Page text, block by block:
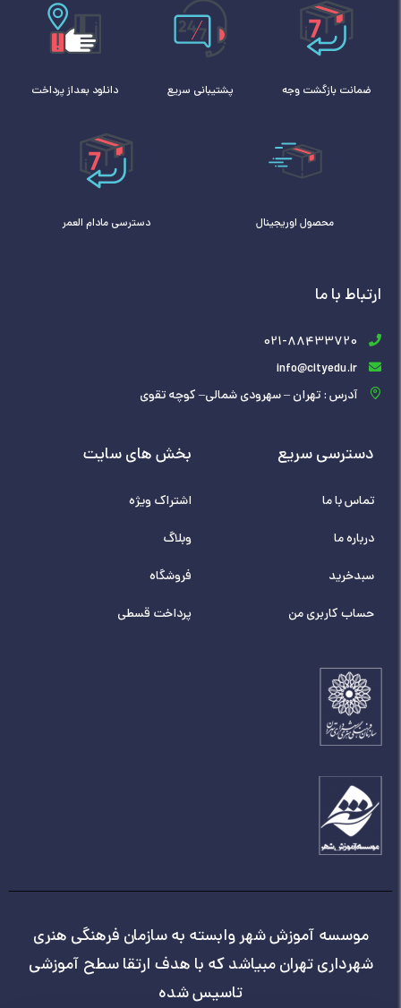
ضمانت بازگشت وجه پشتیبانی سریع دانلود بعداز پرداخت
محصول اوریجینال دسترسی مادام العمر
ارتباط با ما
021-88433720
info@cityedu.ir
آدرس : تهران – سهرودی شمالی– کوچه تقوی
دسترسی سریع
تماس با ما
درباره ما
سبدخرید
حساب کاربری من
بخش های سایت
اشتراک ویژه
وبلاگ
فروشگاه
پرداخت قسطی
موسسه آموزش شهر وابسته به سازمان فرهنگی هنری
شهرداری تهران مبیاشد که با هدف ارتقا سطح آموزشی
تاسیس شده